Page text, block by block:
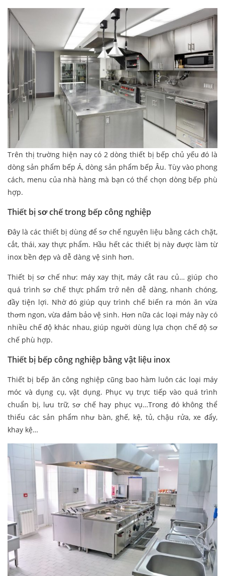
Trên thị trường hiện nay có 2 dòng thiết bị bếp chủ yếu đó là
dòng sản phẩm bếp Á, dòng sản phẩm bếp Âu. Tùy vào phong
cách, menu của nhà hàng mà bạn có thể chọn dòng bếp phù
hợp.
Thiết bị sơ chế trong bếp công nghiệp
Đây là các thiết bị dùng để sơ chế nguyên liệu bằng cách chặt,
cắt, thái, xay thực phẩm. Hầu hết các thiết bị này được làm từ
inox bền đẹp và dễ dàng vệ sinh hơn.
Thiết bị sơ chế như: máy xay thịt, máy cắt rau củ… giúp cho
quá trình sơ chế thực phẩm trở nên dễ dàng, nhanh chóng,
đầy tiện lợi. Nhờ đó giúp quy trình chế biến ra món ăn vừa
thơm ngon, vừa đảm bảo vệ sinh. Hơn nữa các loại máy này có
nhiều chế độ khác nhau, giúp người dùng lựa chọn chế độ sơ
chế phù hợp.
Thiết bị bếp công nghiệp bằng vật liệu inox
Thiết bị bếp ăn công nghiệp cũng bao hàm luôn các loại máy
móc và dụng cụ, vật dụng. Phục vụ trực tiếp vào quá trình
chuẩn bị, lưu trữ, sơ chế hay phục vụ…Trong đó không thể
thiếu các sản phẩm như bàn, ghế, kệ, tủ, chậu rửa, xe đẩy,
khay kệ…